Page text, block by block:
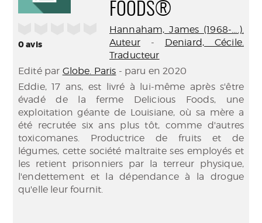
0avis
FOODS®
Hannaham, James (1968-....).
Auteur- Deniard, Cécile.
Traducteur
Edité par Globe. Paris - paru en 2020
Eddie, 17 ans, est livré à lui-même après s'être
évadé de la ferme Delicious Foods, une
exploitation géante de Louisiane, où sa mère a
été recrutée six ans plus tôt, comme d'autres
toxicomanes. Productrice de fruits et de
légumes, cette société maltraite ses employés et
les retient prisonniers par la terreur physique,
l'endettement et la dépendance à la drogue
qu'elle leur fournit.